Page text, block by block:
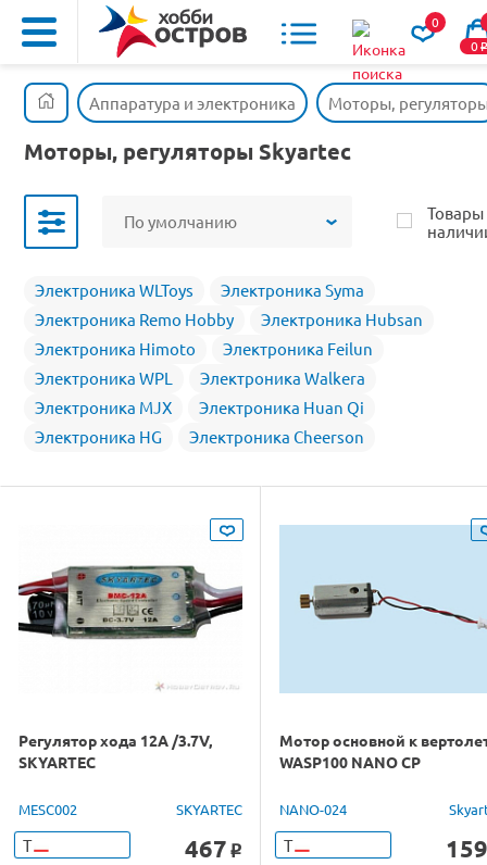
0
0o
Аппаратура и электроника Моторы,
Моторы, регуляторы Skyartec
По умолчанию
Товары
Электроника WLToys
Электроника Syma
Электроника Remo Hobby
Электроника Hubsan
Электроника Himoto
Электроника Feilun
Электроника WPL
Электроника Walkera
Электроника MJX
Электроника Huan Qi
Электроника HG
Электроника Cheerson
Регулятор хода 12A /3.7V,
SKYARTEC
MESC002 SKYARTEC
Т 467 o
Мотор основной к
WASP100 NANO CP
NANO-024
Т 159